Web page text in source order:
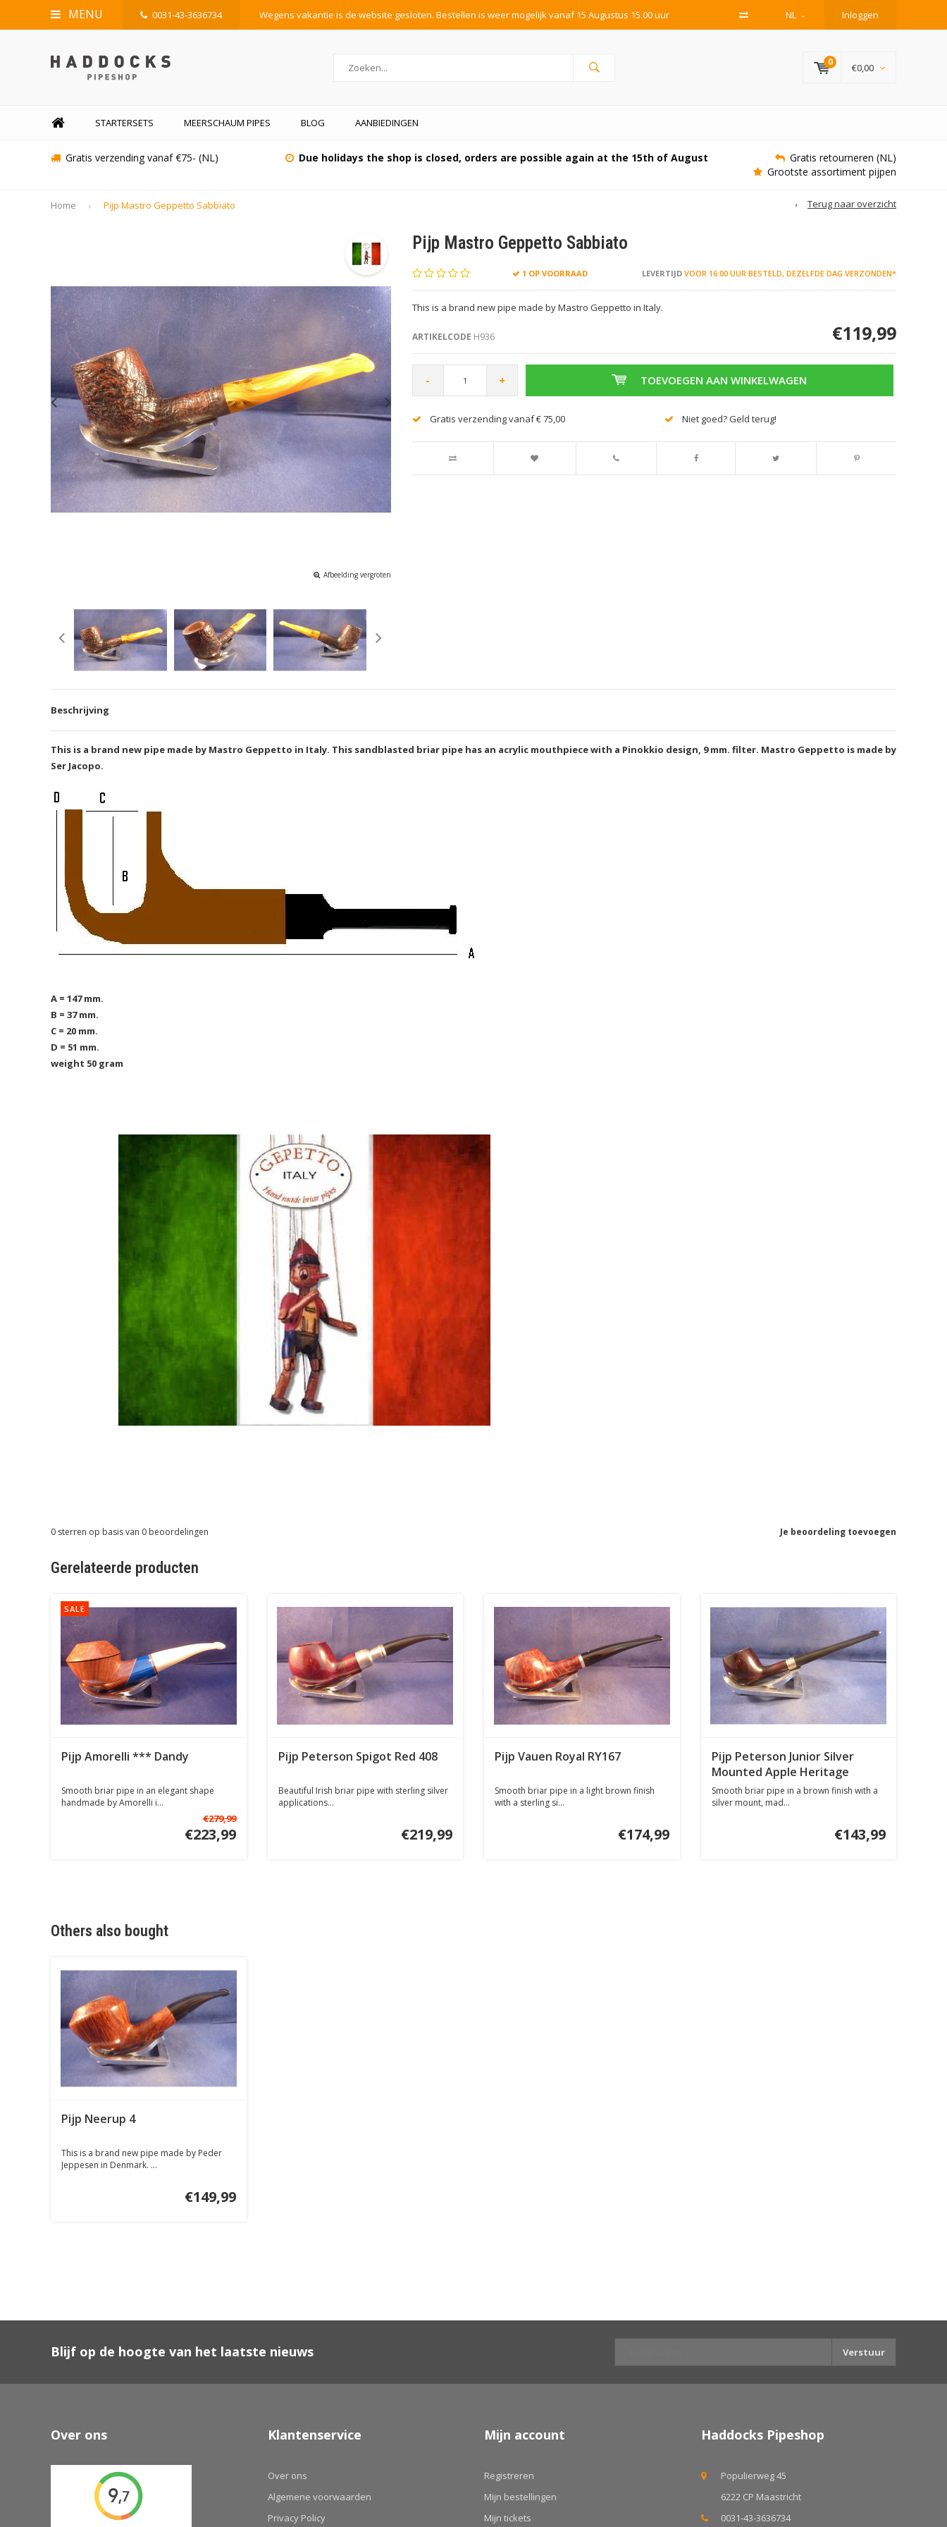
MENU 0031-43-3636734 Wegens vakantie is de website gesloten. Bestellen is weer mogelijk vanaf 15 Augustus 15.00 uur NL Inloggen
0 €0,00
STARTERSETS MEERSCHAUM PIPES BLOG AANBIEDINGEN
Gratis verzending vanaf €75- (NL) Due holidays the shop is closed, orders are possible again at the 15th of August
Gratis retourneren (NL)
Grootste assortiment pijpen
Home Pijp Mastro Geppetto Sabbiato Terug naar overzicht
Afbeelding vergroten
Pijp Mastro Geppetto Sabbiato
1 OP VOORRAAD LEVERTIJDVOOR 16:00 UUR BESTELD, DEZELFDE DAG VERZONDEN*
This is a brand new pipe made by Mastro Geppetto in Italy.
ARTIKELCODE H936 €119,99
- + TOEVOEGEN AAN WINKELWAGEN
Gratis verzending vanaf € 75,00 Niet goed? Geld terug!
Beschrijving
This is a brand new pipe made by Mastro Geppetto in Italy. This sandblasted briar pipe has an acrylic mouthpiece with a Pinokkio design, 9 mm. filter. Mastro Geppetto is made by
Ser Jacopo.
A = 147 mm.
B = 37 mm.
C = 20 mm.
D = 51 mm.
weight 50 gram
Je beoordeling toevoegen
0 sterren op basis van 0 beoordelingen
Gerelateerde producten
SALE
Pijp Amorelli *** Dandy
Smooth briar pipe in an elegant shape
handmade by Amorelli i...
€279,99
€223,99
Pijp Peterson Spigot Red 408
Beautiful Irish briar pipe with sterling silver
applications...
€219,99
Pijp Vauen Royal RY167
Smooth briar pipe in a light brown finish
with a sterling si...
€174,99
Pijp Peterson Junior Silver
Mounted Apple Heritage
Smooth briar pipe in a brown finish with a
silver mount, mad...
€143,99
Others also bought
Pijp Neerup 4
This is a brand new pipe made by Peder
Jeppesen in Denmark. ...
€149,99
Blijf op de hoogte van het laatste nieuws Verstuur
Over ons Klantenservice
Over ons
Algemene voorwaarden
Privacy Policy
Mijn account
Registreren
Mijn bestellingen
Mijn tickets
Haddocks Pipeshop
Populierweg 45
6222 CP Maastricht
0031-43-3636734